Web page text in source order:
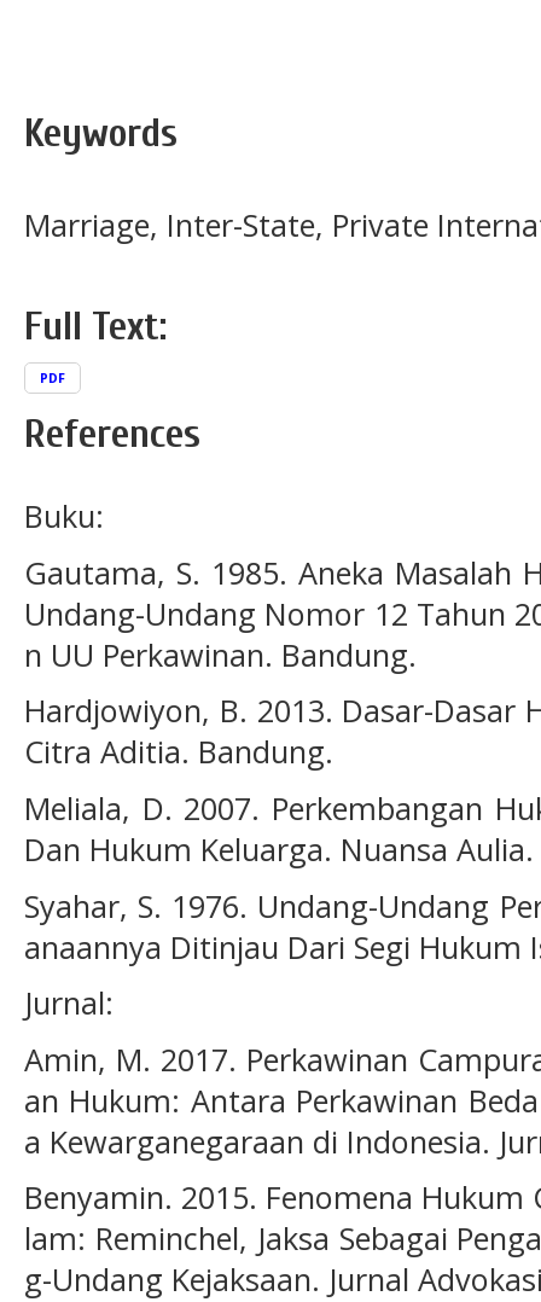
Keywords
Marriage, Inter-State, Private
Full Text:
PDF
References
Buku:
Gautama, S. 1985. Aneka Masalah
Undang-Undang Nomor 12 Tahun
n UU Perkawinan. Bandung.
Hardjowiyon, B. 2013. Dasar-Dasar
Citra Aditia. Bandung.
Meliala, D. 2007. Perkembangan
Dan Hukum Keluarga. Nuansa
Syahar, S. 1976. Undang-Undang
anaannya Ditinjau Dari Segi Hukum
Jurnal:
Amin, M. 2017. Perkawinan
an Hukum: Antara Perkawinan
a Kewarganegaraan di Indonesia.
Benyamin. 2015. Fenomena
lam: Reminchel, Jaksa Sebagai
g-Undang Kejaksaan. Jurnal